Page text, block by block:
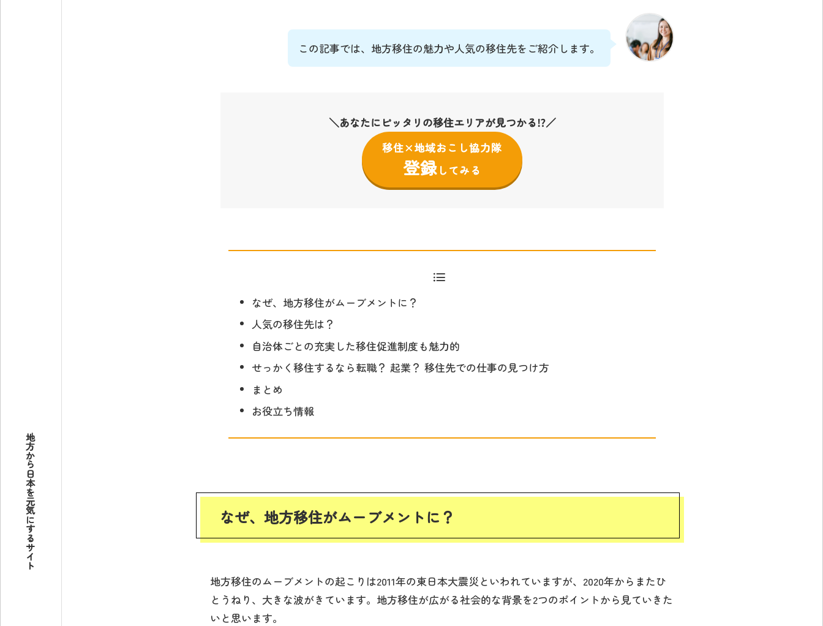
地方から日本を元気にするサイト
この記事では、地方移住の魅力や人気の移住先をご紹介します。
＼あなたにピッタリの移住エリアが見つかる⁉／
移住×地域おこし協力隊
登録 してみる
なぜ、地方移住がムーブメントに？
人気の移住先は？
自治体ごとの充実した移住促進制度も魅力的
せっかく移住するなら転職？ 起業？ 移住先での仕事の見つけ方
まとめ
お役立ち情報
なぜ、地方移住がムーブメントに？
地方移住のムーブメントの起こりは2011年の東日本大震災といわれていますが、2020年からまたひ
とうねり、大きな波がきています。地方移住が広がる社会的な背景を2つのポイントから見ていきた
いと思います。